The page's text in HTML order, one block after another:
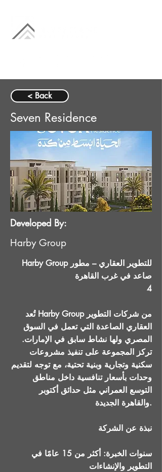
< Back
Seven Residence
Developed By:
Harby Group
Harby Group للتطوير العقاري – مطور
صاعد في غرب القاهرة
4
تُعد Harby Group من شركات التطوير
العقاري الصاعدة التي تعمل في السوق
المصري ولها نشاط سابق في الإمارات.
تركز المجموعة على تنفيذ مشروعات
سكنية وتجارية وبنية تحتية، مع توجه لتقديم
وحدات بأسعار تنافسية داخل مناطق
التوسع العمراني مثل حدائق أكتوبر
والقاهرة الجديدة.
نبذة عن الشركة
سنوات الخبرة: أكثر من 15 عامًا في
التطوير والإنشاءات